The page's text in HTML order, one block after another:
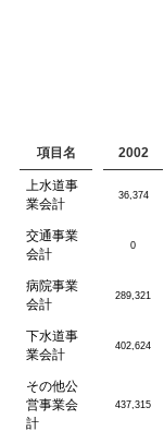
項目名 2002
上水道事
業会計
36,374
交通事業
会計
0
病院事業
会計
289,321
下水道事
業会計
402,624
その他公
営事業会
計
437,315